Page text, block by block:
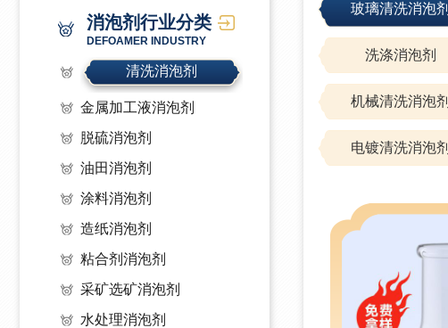
消泡剂行业分类
DEFOAMER INDUSTRY
清洗消泡剂
金属加工液消泡剂
脱硫消泡剂
油田消泡剂
涂料消泡剂
造纸消泡剂
粘合剂消泡剂
采矿选矿消泡剂
水处理消泡剂
玻璃清洗消泡剂
洗涤消泡剂
机械清洗消泡剂
电镀清洗消泡剂